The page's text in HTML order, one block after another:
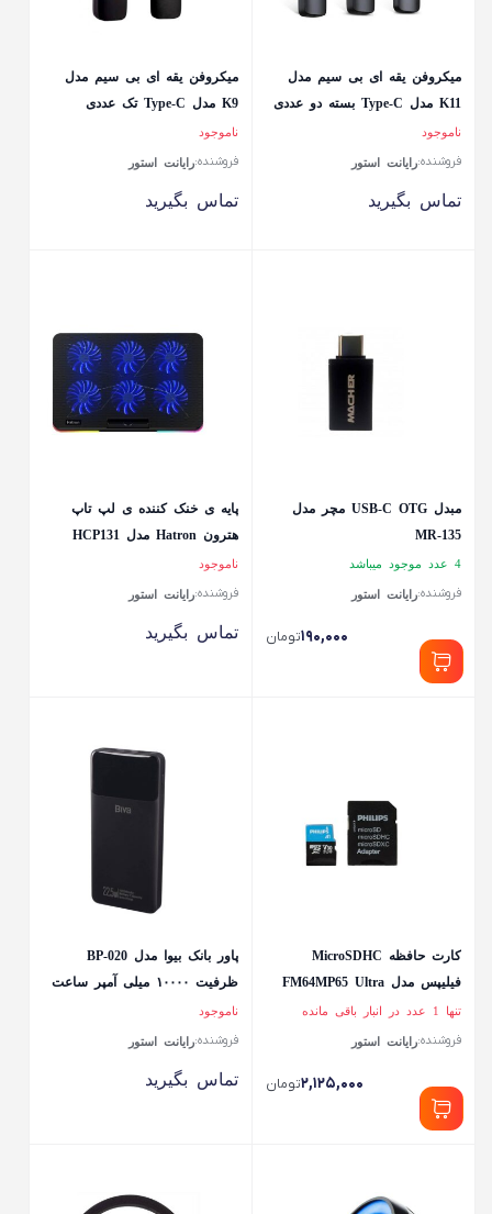
میکروفن یقه ای بی سیم مدل
K11 مدل Type-C بسته دو عددی
ناموجود
فروشنده:رایانت استور
تماس بگیرید
میکروفن یقه ای بی سیم مدل
K9 مدل Type-C تک عددی
ناموجود
فروشنده:رایانت استور
تماس بگیرید
مبدل USB-C OTG مچر مدل
MR-135
4 عدد موجود میباشد
فروشنده:رایانت استور
۱۹۰,۰۰۰تومان
پایه ی خنک کننده ی لپ تاپ
هترون Hatron مدل HCP131
ناموجود
فروشنده:رایانت استور
تماس بگیرید
کارت حافظه MicroSDHC
فیلیپس مدل FM64MP65 Ultra
pro کلاس 10 استاندارد UHS-I
تنها 1 عدد در انبار باقی مانده
فروشنده:رایانت استور
۲,۱۲۵,۰۰۰تومان
پاور بانک بیوا مدل BP-020
ظرفیت ۱۰۰۰۰ میلی آمپر ساعت
ناموجود
فروشنده:رایانت استور
تماس بگیرید